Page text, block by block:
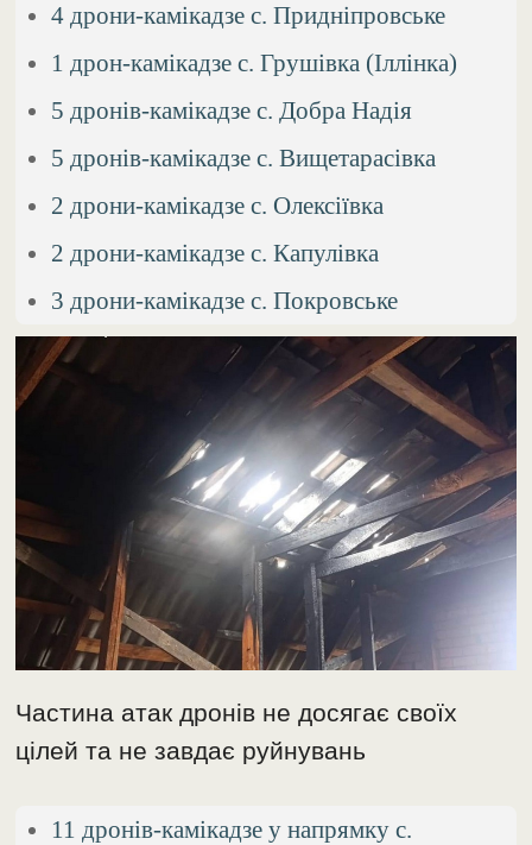
4 дрони-камікадзе с. Придніпровське
1 дрон-камікадзе с. Грушівка (Іллінка)
5 дронів-камікадзе с. Добра Надія
5 дронів-камікадзе с. Вищетарасівка
2 дрони-камікадзе с. Олексіївка
2 дрони-камікадзе с. Капулівка
3 дрони-камікадзе с. Покровське
Частина атак дронів не досягає своїх
цілей та не завдає руйнувань
11 дронів-камікадзе у напрямку с.